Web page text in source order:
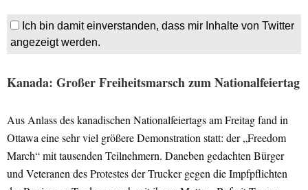
Ich bin damit einverstanden, dass mir Inhalte von Twitter
angezeigt werden.
Kanada: Großer Freiheitsmarsch zum Nationalfeiertag
Aus Anlass des kanadischen Nationalfeiertags am Freitag fand in
Ottawa eine sehr viel größere Demonstration statt: der „Freedom
March“ mit tausenden Teilnehmern. Daneben gedachten Bürger
und Veteranen des Protestes der Trucker gegen die Impfpflichten